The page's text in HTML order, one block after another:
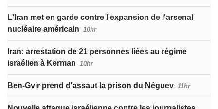
L'Iran met en garde contre l'expansion de l'arsenal
nucléaire américain 10hr
Iran: arrestation de 21 personnes liées au régime
israélien à Kerman 10hr
Ben-Gvir prend d'assaut la prison du Néguev 11hr